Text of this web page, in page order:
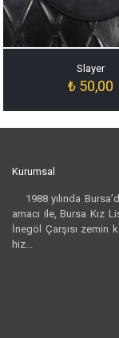
Slayer
₺ 50,00
Kurumsal
1988 yılında
amacı ile, Bursa Kız
İnegöl Çarşısı zemin
hiz...